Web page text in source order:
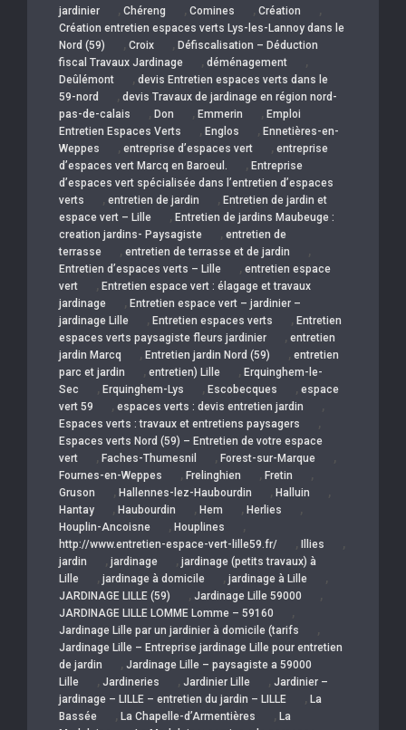
jardinier , Chéreng , Comines , Création ,
Création entretien espaces verts Lys-les-Lannoy dans le
Nord (59)
, Croix , Défiscalisation – Déduction
fiscal Travaux Jardinage
, déménagement ,
Deûlémont , devis Entretien espaces verts dans le
59-nord
, devis Travaux de jardinage en région nord-
pas-de-calais
, Don , Emmerin , Emploi
Entretien Espaces Verts
, Englos , Ennetières-en-
Weppes
, entreprise d’espaces vert , entreprise
d’espaces vert Marcq en Baroeul.
, Entreprise
d’espaces vert spécialisée dans l’entretien d’espaces
verts
, entretien de jardin , Entretien de jardin et
espace vert – Lille
, Entretien de jardins Maubeuge :
creation jardins- Paysagiste
, entretien de
terrasse
, entretien de terrasse et de jardin ,
Entretien d’espaces verts – Lille , entretien espace
vert
, Entretien espace vert : élagage et travaux
jardinage
, Entretien espace vert – jardinier –
jardinage Lille
, Entretien espaces verts , Entretien
espaces verts paysagiste fleurs jardinier
, entretien
jardin Marcq
, Entretien jardin Nord (59) , entretien
parc et jardin
, entretien) Lille , Erquinghem-le-
Sec
, Erquinghem-Lys , Escobecques , espace
vert 59
, espaces verts : devis entretien jardin ,
Espaces verts : travaux et entretiens paysagers ,
Espaces verts Nord (59) – Entretien de votre espace
vert
, Faches-Thumesnil , Forest-sur-Marque ,
Fournes-en-Weppes , Frelinghien , Fretin ,
Gruson , Hallennes-lez-Haubourdin , Halluin ,
Hantay , Haubourdin , Hem , Herlies ,
Houplin-Ancoisne , Houplines ,
http://www.entretien-espace-vert-lille59.fr/ , Illies ,
jardin , jardinage , jardinage (petits travaux) à
Lille
, jardinage à domicile , jardinage à Lille ,
JARDINAGE LILLE (59) , Jardinage Lille 59000 ,
JARDINAGE LILLE LOMME Lomme – 59160 ,
Jardinage Lille par un jardinier à domicile (tarifs ,
Jardinage Lille – Entreprise jardinage Lille pour entretien
de jardin
, Jardinage Lille – paysagiste a 59000
Lille
, Jardineries , Jardinier Lille , Jardinier –
jardinage – LILLE – entretien du jardin – LILLE
, La
Bassée
, La Chapelle-d’Armentières , La